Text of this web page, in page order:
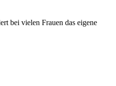
bei vielen Frauen das eigene